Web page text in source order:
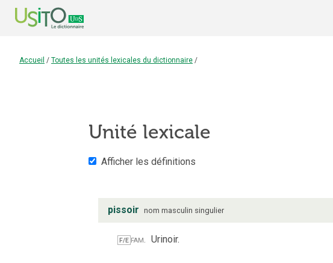
Accueil / Toutes les unités lexicales du dictionnaire /
Unité lexicale
Afficher les définitions
pissoir nom masculin singulier
F/E fam. Urinoir.